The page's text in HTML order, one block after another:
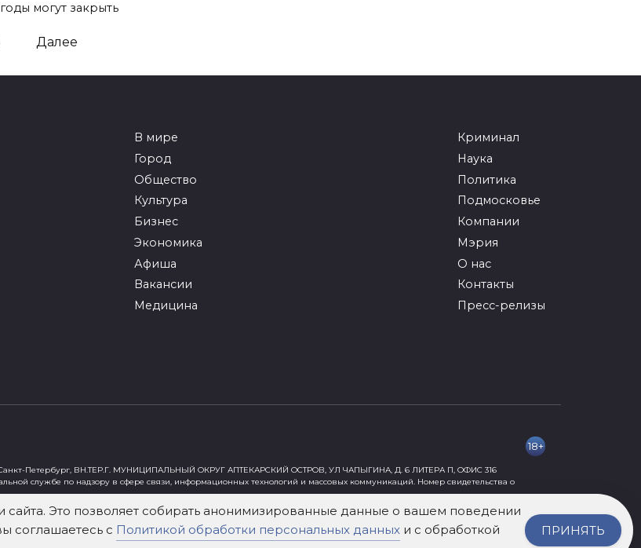
могут закрыть
Далее
В мире
Город
Общество
Культура
Бизнес
Экономика
Афиша
Вакансии
Медицина
Криминал
Наука
Политика
Подмосковье
Компании
Мэрия
О нас
Контакты
Пресс-релизы
18+
Петербург, ВН.ТЕР.Г. МУНИЦИПАЛЬНЫЙ ОКРУГ АПТЕКАРСКИЙ ОСТРОВ, УЛ ЧАПЫГИНА, Д. 6 ЛИТЕРА П, ОФИС 316
службе по надзору в сфере связи, информационных технологий и массовых коммуникаций. Номер свидетельства о
от 29 декабря 2010 года № 436-ФЗ «О защите детей от информации, причиняющей вред их здоровью и развитию» 18+.
материалов mockva.ru в коммерческих целях без письменного разрешения издания не допускается.
Это позволяет собирать анонимизированные данные о вашем поведении
соглашаетесь с Политикой обработки персональных данных и с обработкой
ПРИНЯТЬ